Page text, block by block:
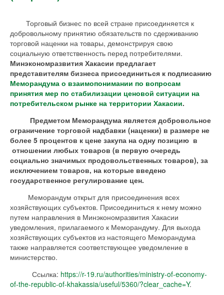
Торговый бизнес по всей стране присоединяется к
добровольному принятию обязательств по сдерживанию
торговой наценки на товары, демонстрируя свою
социальную ответственность перед потребителями.
Минэкономразвития Хакасии предлагает
представителям бизнеса присоединиться к подписанию
Меморандума о взаимопонимании по вопросам
принятия мер по стабилизации ценовой ситуации на
потребительском рынке на территории Хакасии.
Предметом Меморандума является добровольное
ограничение торговой надбавки (наценки) в размере не
более 5 процентов к цене закупа на одну позицию в
отношении любых товаров (в первую очередь
социально значимых продовольственных товаров), за
исключением товаров, на которые введено
государственное регулирование цен.
Меморандум открыт для присоединения всех
хозяйствующих субъектов. Присоединиться к нему можно
путем направления в Минэкономразвития Хакасии
уведомления, прилагаемого к Меморандуму. Для выхода
хозяйствующих субъектов из настоящего Меморандума
также направляется соответствующее уведомление в
министерство.
Ссылка: https://r-19.ru/authorities/ministry-of-economy-
of-the-republic-of-khakassia/useful/5360/?clear_cache=Y.